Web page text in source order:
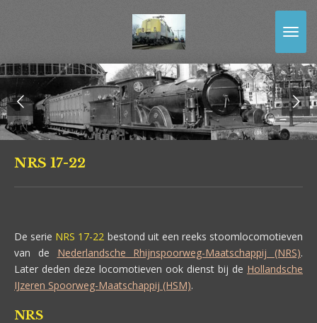
de
hoofdinhoud
NRS 17-22
De serie NRS 17-22 bestond uit een reeks stoomlocomotieven
van de Nederlandsche Rhijnspoorweg-Maatschappij (NRS).
Later deden deze locomotieven ook dienst bij de Hollandsche
IJzeren Spoorweg-Maatschappij (HSM).
NRS